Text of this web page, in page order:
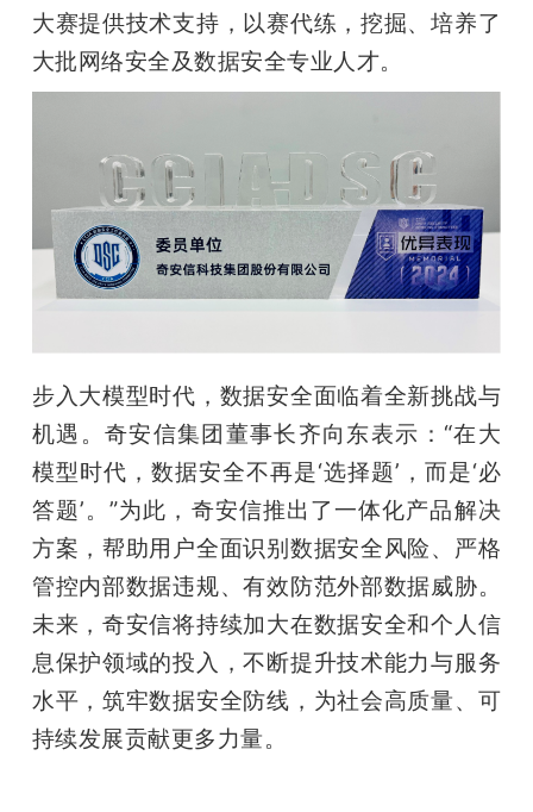
大赛提供技术支持，以赛代练，挖掘、培养了
大批网络安全及数据安全专业人才。
步入大模型时代，数据安全面临着全新挑战与
机遇。奇安信集团董事长齐向东表示：“在大
模型时代，数据安全不再是‘选择题’，而是‘必
答题’。”为此，奇安信推出了一体化产品解决
方案，帮助用户全面识别数据安全风险、严格
管控内部数据违规、有效防范外部数据威胁。
未来，奇安信将持续加大在数据安全和个人信
息保护领域的投入，不断提升技术能力与服务
水平，筑牢数据安全防线，为社会高质量、可
持续发展贡献更多力量。